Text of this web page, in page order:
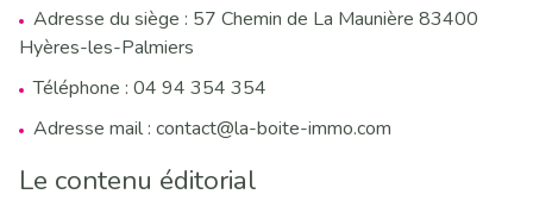
Adresse du siège : 57 Chemin de La Maunière 83400
Hyères-les-Palmiers
Téléphone : 04 94 354 354
Adresse mail : contact@la-boite-immo.com
Le contenu éditorial